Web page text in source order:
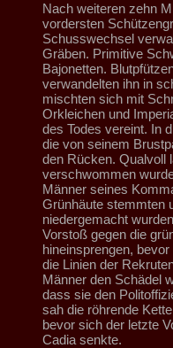
Nach weiteren zehn
vordersten
Schusswechsel
Gräben. Primitive
Bajonetten.
verwandelten ihn in
mischten sich mit
Orkleichen und
des Todes vereint. In
die von seinem
den Rücken. Qualvoll
verschwommen
Männer seines
Grünhäute stemmten
niedergemacht
Vorstoß gegen die
hineinsprengen,
die Linien der
Männer den Schädel
dass sie den
sah die röhrende
bevor sich der letzte
Cadia senkte.